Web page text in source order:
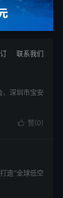
联系我们
、深圳市宝安
 赞(0)
造“全球低空